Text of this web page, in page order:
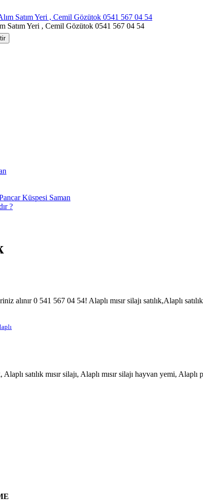
Satım Yeri , Cemil Gözütok 0541 567 04 54
Küspesi Saman
?
alınır 0 541 567 04 54! Alaplı mısır silajı satılık,Alaplı
Alaplı satılık mısır silajı, Alaplı mısır silajı hayvan yemi,